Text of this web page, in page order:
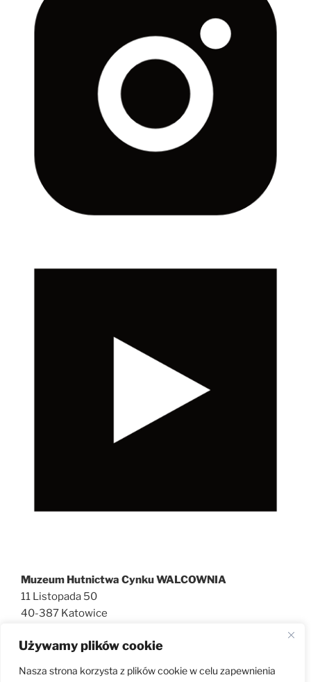
Używamy plików cookie
Nasza strona korzysta z plików cookie w celu zapewnienia
Muzeum Hutnictwa Cynku WALCOWNIA
11 Listopada 50
40-387 Katowice
walcownia@muzeatechniki.pl